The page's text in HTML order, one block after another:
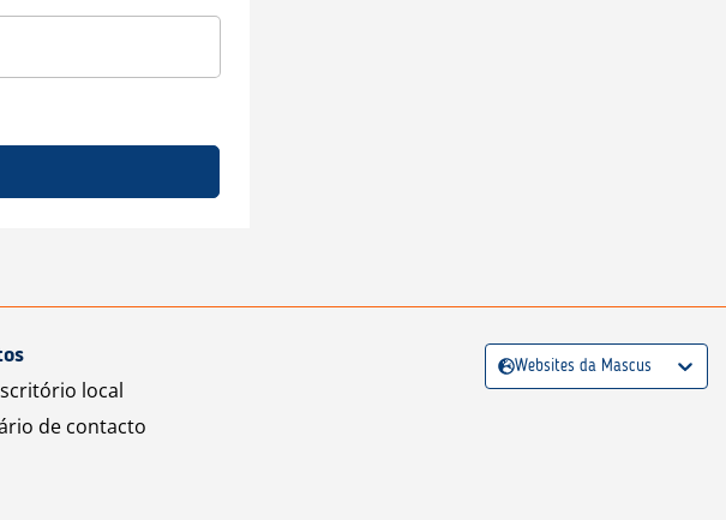
local
de contacto
Websites da Mascus